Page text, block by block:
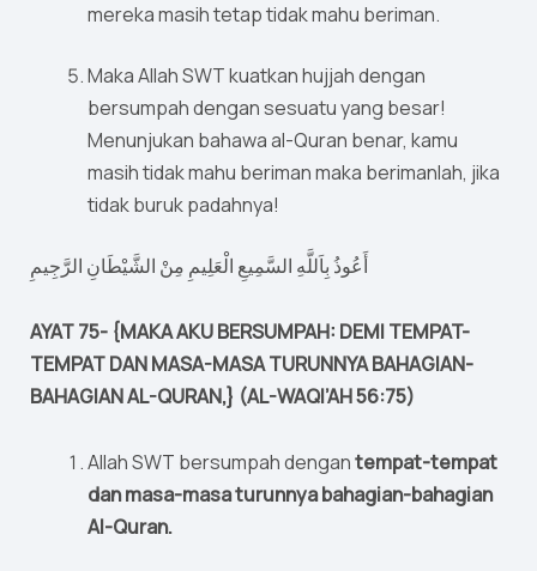
mereka masih tetap tidak mahu beriman.
Maka Allah SWT kuatkan hujjah dengan
bersumpah dengan sesuatu yang besar!
Menunjukan bahawa al-Quran benar, kamu
masih tidak mahu beriman maka berimanlah, jika
tidak buruk padahnya!
أَعُوذُ بِاَللَّهِ السَّمِيعِ الْعَلِيمِ مِنْ الشَّيْطَانِ الرَّجِيمِ
AYAT 75- {MAKA AKU BERSUMPAH: DEMI TEMPAT-
TEMPAT DAN MASA-MASA TURUNNYA BAHAGIAN-
BAHAGIAN AL-QURAN,} (AL-WAQI’AH 56:75)
Allah SWT bersumpah dengantempat-tempat
dan masa-masa turunnya bahagian-bahagian
Al-Quran.